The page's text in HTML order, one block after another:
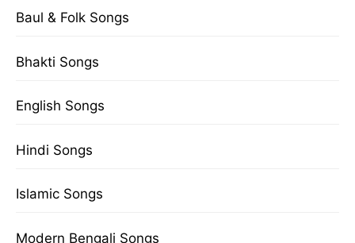
Baul & Folk Songs
Bhakti Songs
English Songs
Hindi Songs
Islamic Songs
Modern Bengali Songs